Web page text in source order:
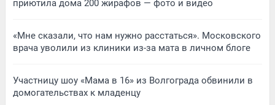
приютила дома 200 жирафов — фото и видео
«Мне сказали, что нам нужно расстаться». Московского
врача уволили из клиники из-за мата в личном блоге
Участницу шоу «Мама в 16» из Волгограда обвинили в
домогательствах к младенцу